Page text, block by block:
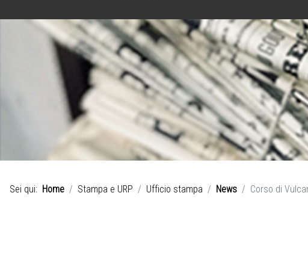
Sei qui: Home Stampa e URP Ufficio stampa News Corso di